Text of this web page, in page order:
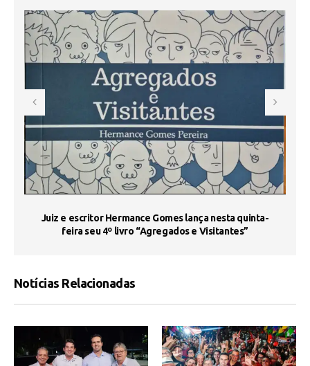
Juiz e escritor Hermance Gomes lança nesta quinta-
feira seu 4º livro “Agregados e Visitantes”
Notícias Relacionadas